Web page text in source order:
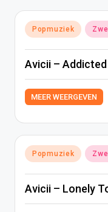
Geplaatst
in
Popmuziek
Avicii – Addicted
MEER WEERGEVEN
Geplaatst
in
Popmuziek
Avicii – Lonely